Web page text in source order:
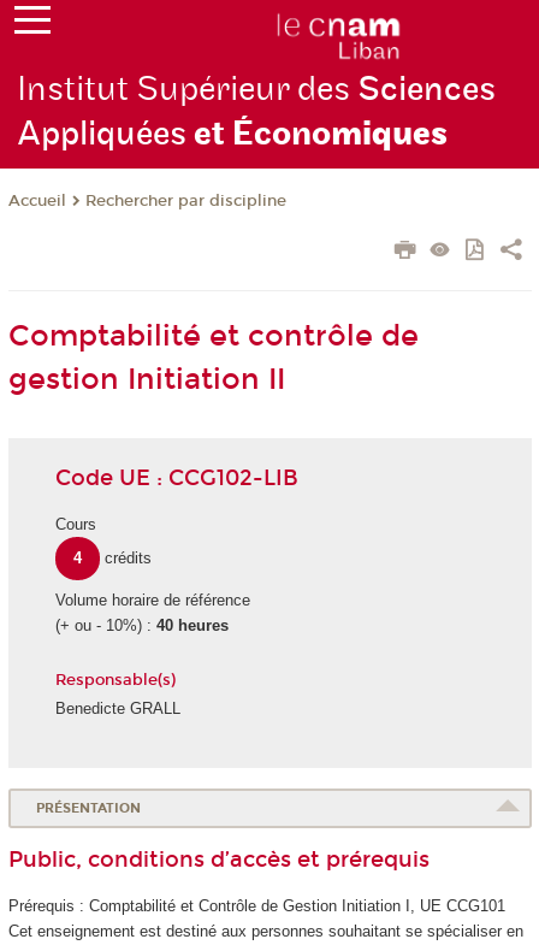
Institut Supérieur des Sciences
Appliquéeset Économiques
Accueil Rechercher par discipline
Comptabilité et contrôle de
gestion Initiation II
Code UE : CCG102-LIB
Cours
4
crédits
Volume horaire de référence
(+ ou - 10%) : 40 heures
Responsable(s)
Benedicte GRALL
PRÉSENTATION
Public, conditions d’accès et prérequis
Prérequis : Comptabilité et Contrôle de Gestion Initiation I, UE CCG101
Cet enseignement est destiné aux personnes souhaitant se spécialiser en